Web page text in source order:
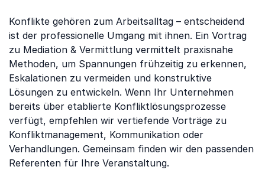
Konflikte gehören zum Arbeitsalltag – entscheidend
ist der professionelle Umgang mit ihnen. Ein Vortrag
zu Mediation & Vermittlung vermittelt praxisnahe
Methoden, um Spannungen frühzeitig zu erkennen,
Eskalationen zu vermeiden und konstruktive
Lösungen zu entwickeln. Wenn Ihr Unternehmen
bereits über etablierte Konfliktlösungsprozesse
verfügt, empfehlen wir vertiefende Vorträge zu
Konfliktmanagement, Kommunikation oder
Verhandlungen. Gemeinsam finden wir den passenden
Referenten für Ihre Veranstaltung.